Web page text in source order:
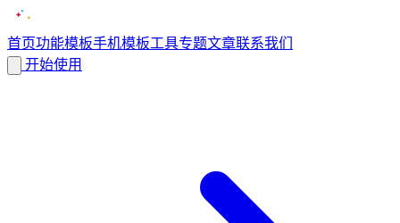
首页功能模板手机模板工具专题文章联系我们
开始使用